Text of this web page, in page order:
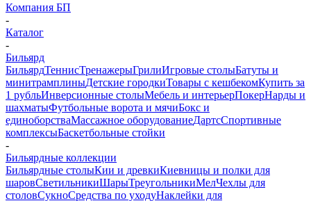
Компания БП
-
Каталог
-
Бильярд
БильярдТеннисТренажерыГрилиИгровые столыБатуты и
минитрамплиныДетские городкиТовары с кешбекомКупить за
1 рубльИнверсионные столыМебель и интерьерПокерНарды и
шахматыФутбольные ворота и мячиБокс и
единоборстваМассажное оборудованиеДартсСпортивные
комплексыБаскетбольные стойки
-
Бильярдные коллекции
Бильярдные столыКии и древкиКиевницы и полки для
шаровСветильникиШарыТреугольникиМелЧехлы для
столовСукноСредства по уходуНаклейки для